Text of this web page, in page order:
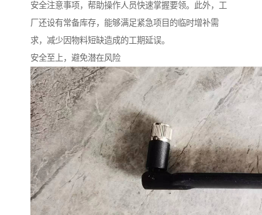
安全注意事项，帮助操作人员快速掌握要领。此外，工
厂还设有常备库存，能够满足紧急项目的临时增补需
求，减少因物料短缺造成的工期延误。
安全至上，避免潜在风险